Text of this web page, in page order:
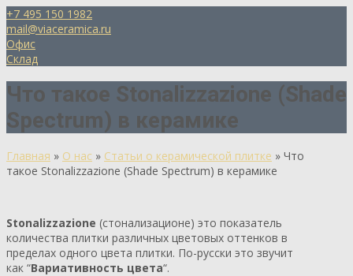
+7 495 150 1982
mail@viaceramica.ru
Офис
Склад
Что такое Stonalizzazione (Shade
Spectrum) в керамике
Главная » О нас » Статьи о керамической плитке » Что
такое Stonalizzazione (Shade Spectrum) в керамике
Stonalizzazione (стонализационе) это показатель
количества плитки различных цветовых оттенков в
пределах одного цвета плитки. По-русски это звучит
как “Вариативность цвета“.